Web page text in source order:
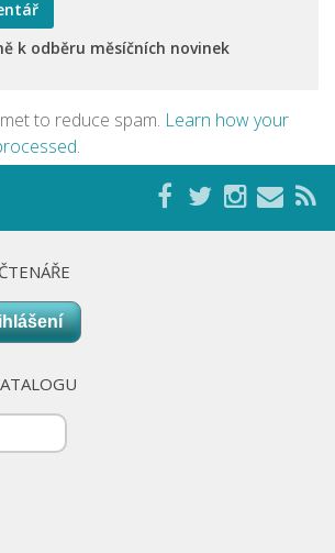
k odběru měsíčních novinek
to reduce spam. Learn how your
.